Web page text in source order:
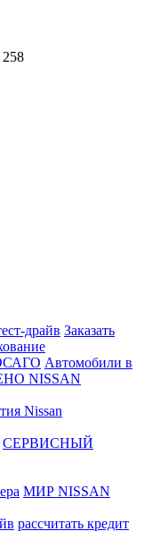
драйв Заказать
Автомобили в
NISSAN
Nissan
СЕРВИСНЫЙ
МИР NISSAN
рассчитать кредит